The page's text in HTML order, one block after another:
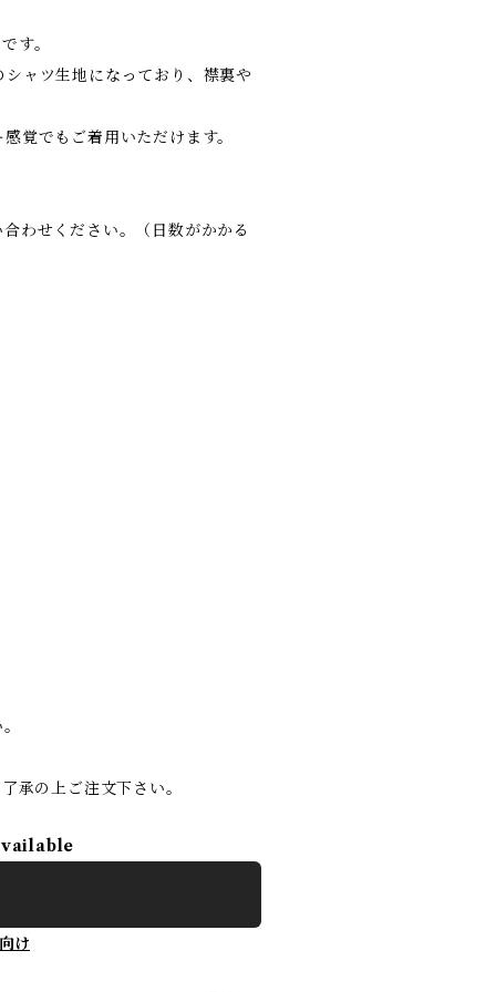
す。
ャツ生地になっており、襟裏や
覚でもご着用いただけます。
わせください。（日数がかかる
承の上ご注文下さい。
け